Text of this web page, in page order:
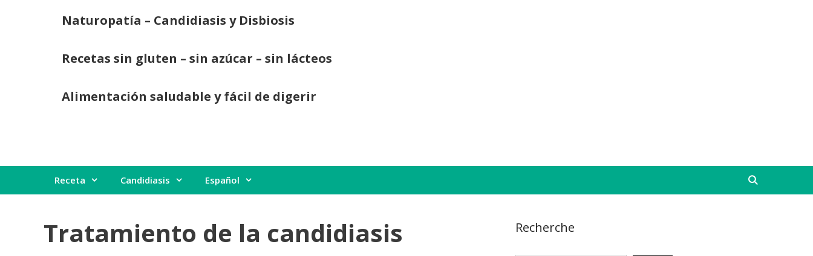
Naturopatía – Candidiasis y Disbiosis
Recetas sin gluten – sin azúcar – sin lácteos
Alimentación saludable y fácil de digerir
Receta Candidiasis Español
Tratamiento de la candidiasis
Recherche